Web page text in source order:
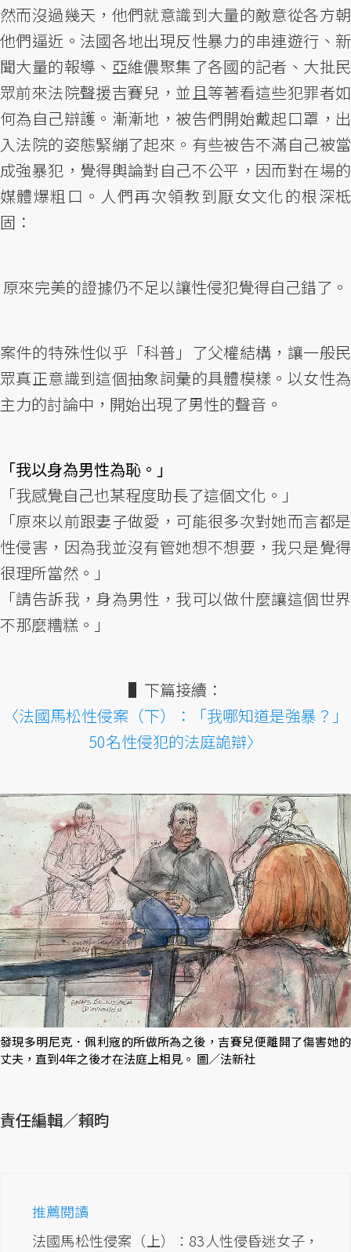
然而沒過幾天，他們就意識到大量的敵意從各方朝
他們逼近。法國各地出現反性暴力的串連遊行、新
聞大量的報導、亞維儂聚集了各國的記者、大批民
眾前來法院聲援吉賽兒，並且等著看這些犯罪者如
何為自己辯護。漸漸地，被告們開始戴起口罩，出
入法院的姿態緊繃了起來。有些被告不滿自己被當
成強暴犯，覺得輿論對自己不公平，因而對在場的
媒體爆粗口。人們再次領教到厭女文化的根深柢
固：
原來完美的證據仍不足以讓性侵犯覺得自己錯了。
案件的特殊性似乎「科普」了父權結構，讓一般民
眾真正意識到這個抽象詞彙的具體模樣。以女性為
主力的討論中，開始出現了男性的聲音。
「我以身為男性為恥。」
「我感覺自己也某程度助長了這個文化。」
「原來以前跟妻子做愛，可能很多次對她而言都是
性侵害，因為我並沒有管她想不想要，我只是覺得
很理所當然。」
「請告訴我，身為男性，我可以做什麼讓這個世界
不那麼糟糕。」
▌下篇接續：
〈法國馬松性侵案（下）：「我哪知道是強暴？」
50名性侵犯的法庭詭辯〉
發現多明尼克．佩利寇的所做所為之後，吉賽兒便離開了傷害她的
丈夫，直到4年之後才在法庭上相見。 圖／法新社
責任編輯／賴昀
推薦閱讀
法國馬松性侵案（上）：83人性侵昏迷女子，